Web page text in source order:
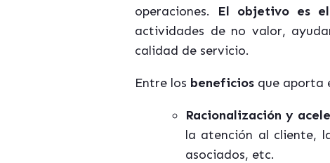
operaciones. El objetivo es
actividades de no valor,
calidad de servicio.
Entre los beneficios que aporta
Racionalización y
la atención al cliente,
asociados, etc.